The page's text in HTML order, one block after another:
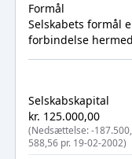
Formål
Selskabets formål
forbindelse
Selskabskapital
kr. 125.000,00
(Nedsættelse: -
588,56 pr. 19-02-2002)